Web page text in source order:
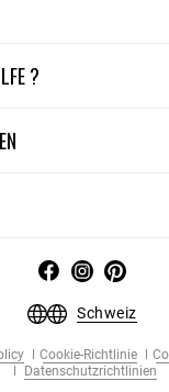
?
Schweiz
Cookie-Richtlinie
Datenschutzrichtlinien